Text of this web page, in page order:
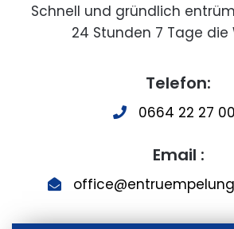
Schnell und gründlich
24 Stunden 7 Tage die
Telefon:
0664 22 27
Email :